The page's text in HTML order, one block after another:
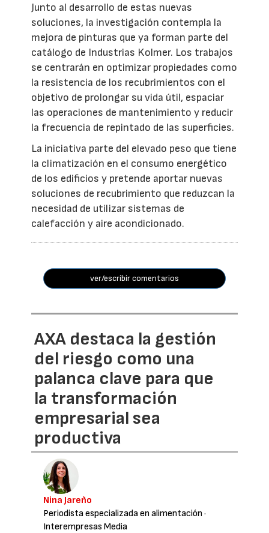
Junto al desarrollo de estas nuevas
soluciones, la investigación contempla la
mejora de pinturas que ya forman parte del
catálogo de Industrias Kolmer. Los trabajos
se centrarán en optimizar propiedades como
la resistencia de los recubrimientos con el
objetivo de prolongar su vida útil, espaciar
las operaciones de mantenimiento y reducir
la frecuencia de repintado de las superficies.
La iniciativa parte del elevado peso que tiene
la climatización en el consumo energético
de los edificios y pretende aportar nuevas
soluciones de recubrimiento que reduzcan la
necesidad de utilizar sistemas de
calefacción y aire acondicionado.
ver/escribir comentarios
AXA destaca la gestión
del riesgo como una
palanca clave para que
la transformación
empresarial sea
productiva
Nina Jareño
Periodista especializada en alimentación ·
Interempresas Media